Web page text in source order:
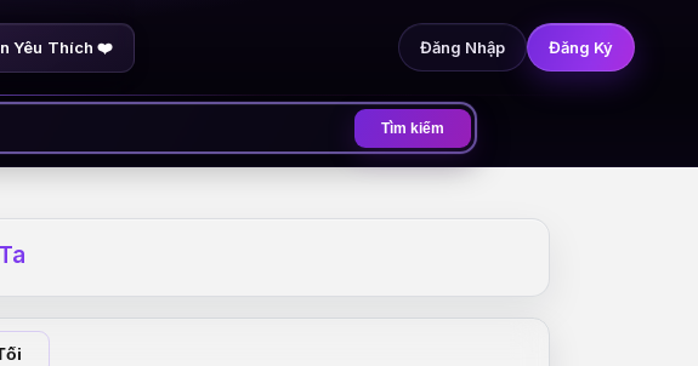
Yêu Thích ❤️ Đăng Nhập Đăng Ký
Tìm kiếm